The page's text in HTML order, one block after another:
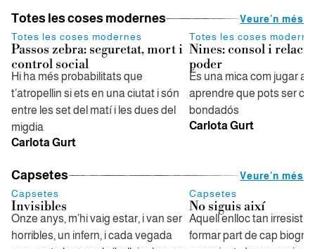
Totes les coses modernes
Veure'n més
Totes les coses modernes
Passos zebra: seguretat, mort i
control social
Hi ha més probabilitats que
t’atropellin si ets en una ciutat i són
entre les set del matí i les dues del
migdia
Carlota Gurt
Totes les coses
Nines: consol i
poder
És una mica com jugar a
aprendre que pots ser
bondadós
Carlota Gurt
Capsetes
Veure'n més
Capsetes
Invisibles
Onze anys, m’hi vaig estar, i van ser
horribles, un infern, i cada vegada
Capsetes
No siguis així
Aquell enlloc tan
formar part de cap